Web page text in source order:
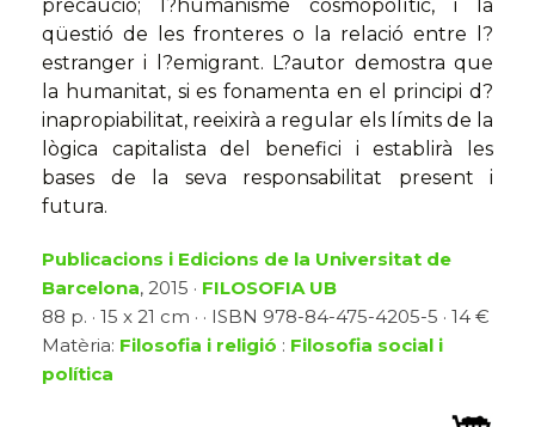
precaució; l?humanisme cosmopolític, i la
qüestió de les fronteres o la relació entre l?
estranger i l?emigrant. L?autor demostra que
la humanitat, si es fonamenta en el principi d?
inapropiabilitat, reeixirà a regular els límits de la
lògica capitalista del bene­fici i establirà les
bases de la seva responsabilitat present i
futura.
Publicacions i Edicions de la Universitat de
Barcelona, 2015 · FILOSOFIA UB
88 p. · 15 x 21 cm · · ISBN 978-84-475-4205-5 · 14 €
Matèria: Filosofia i religió : Filosofia social i
política